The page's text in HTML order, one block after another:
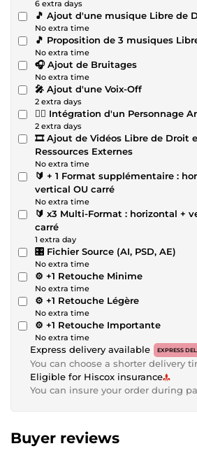
6 extra days
🎵 Ajout d'une musique Libre de
No extra time
🎵 Proposition de 3 musiques
No extra time
🎧 Ajout de Bruitages
No extra time
🎤 Ajout d'une Voix-Off
2 extra days
🏃‍♂️ Intégration d'un Personnage
2 extra days
🎞 Ajout de Vidéos Libre de Droit
Ressources Externes
No extra time
🔰 + 1 Format supplémentaire :
vertical OU carré
No extra time
🔰 x3 Multi-Format : horizontal +
carré
1 extra day
🎛 Fichier Source (AI, PSD, AE)
No extra time
⚙️ +1 Retouche Minime
No extra time
⚙️ +1 Retouche Légère
No extra time
⚙️ +1 Retouche Importante
No extra time
Express delivery available EXPRESS
You can choose a shorter delivery
Eligible for Hiscox insurance
You can insure your order during
Buyer reviews